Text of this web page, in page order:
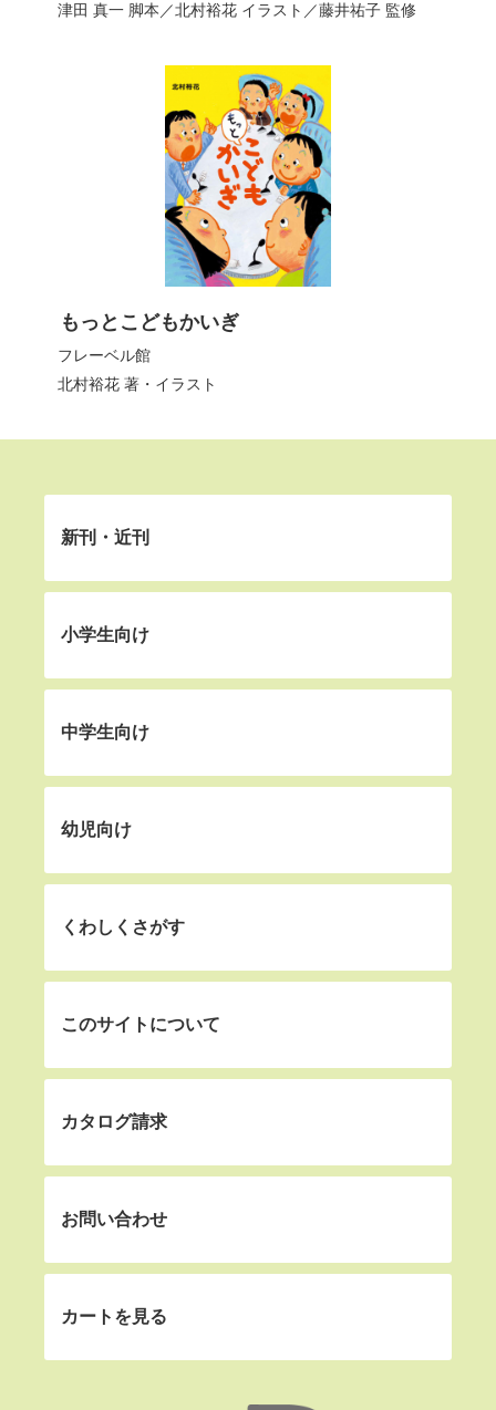
津田 真一脚本／北村裕花イラスト／藤井祐子監修
もっとこどもかいぎ
フレーベル館
北村裕花著・イラスト
新刊・近刊
小学生向け
中学生向け
幼児向け
くわしくさがす
このサイトについて
カタログ請求
お問い合わせ
カートを見る